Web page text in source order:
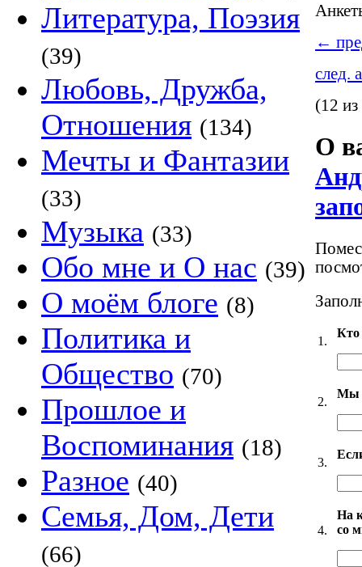
Литература, Поэзия
(39)
Любовь, Дружба,
Отношения (134)
Мечты и Фантазии
(33)
Музыка (33)
Обо мне и О нас (39)
О моём блоге (8)
Политика и
Общество (70)
Прошлое и
Воспоминания (18)
Разное (40)
Семья, Дом, Дети
(66)
←
след.
(12
О
1.
2.
Мы
3.
4.
На
со